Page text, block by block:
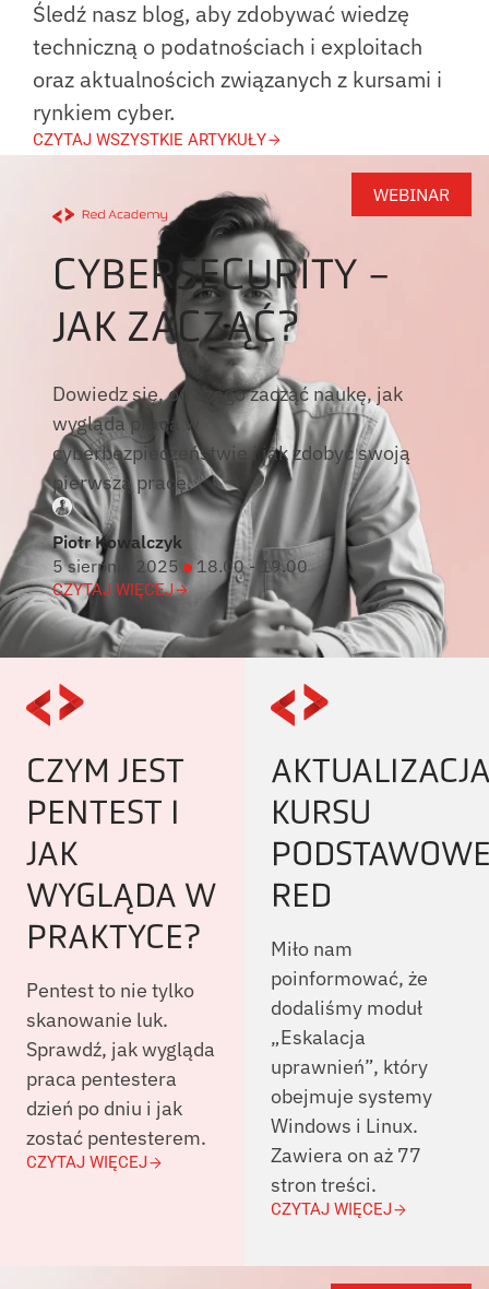
Śledź nasz blog, aby zdobywać wiedzę
techniczną o podatnościach i exploitach
oraz aktualnościch związanych z kursami i
rynkiem cyber.
CZYTAJ WSZYSTKIE ARTYKUŁY
CYBERSECURITY -
JAK ZACZĄĆ?
Dowiedz się, od czego zacząć naukę, jak
wygląda praca w
cyberbezpieczeństwie i jak zdobyć swoją
pierwszą pracę.
Piotr Kowalczyk
5 sierpnia 2025
18.00 - 19.00
CZYTAJ WIĘCEJ
WEBINAR
CZYM JEST
PENTEST I
JAK
WYGLĄDA W
PRAKTYCE?
Pentest to nie tylko
skanowanie luk.
Sprawdź, jak wygląda
praca pentestera
dzień po dniu i jak
zostać pentesterem.
CZYTAJ WIĘCEJ
KURSU
RED
Miło nam
poinformować, że
dodaliśmy moduł
„Eskalacja
uprawnień”, który
obejmuje systemy
Windows i Linux.
Zawiera on aż 77
stron treści.
CZYTAJ WIĘCEJ